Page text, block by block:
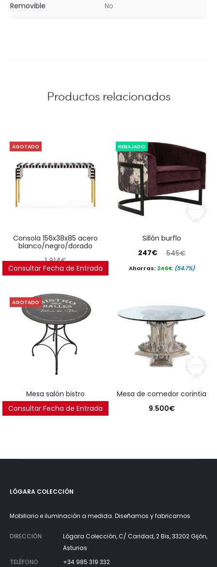
Removible No
Productos relacionados
AGOTADO
consola 156x38x85 acero
blanco/negro/dorado
1.914€
Consultar Fecha de Entrada
REBAJADO
sillón burflo
545€
El
precio
545€.
247€
precio
247€.
Ahorras: 246€ (54.7%)
AGOTADO
mesa salón bistro
250€
Consultar Fecha de Entrada
mesa de comedor corintia
9.500€
LÓGARA COLECCIÓN
Mobiliario e iluminación a medida. Diseñamos y fabricamos
DIRECCIÓN
Lógara Colección, C/ Caridad, 2 Bis, 33202 Gijón,
Asturias
TELÉFONO
+34 985 319 332